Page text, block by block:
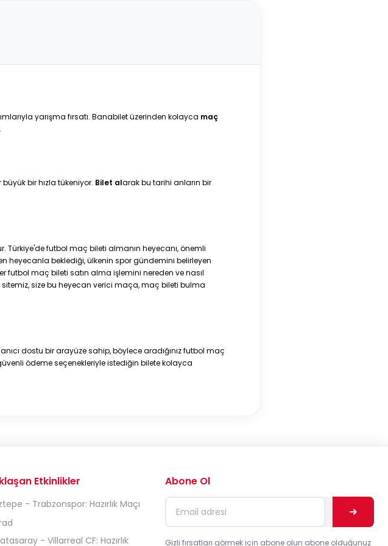
yarışma fırsatı. Banabilet üzerinden kolayca maç
bir hızla tükeniyor. Bilet alarak bu tarihi anların bir
futbol maç bileti almanın heyecanı, önemli
heyecanla beklediği, ülkenin spor gündemini belirleyen
futbol maç bileti satın alma işlemini nereden ve nasıl
size bu heyecan verici maça, maç bileti bulma
dostu bir arayüze sahip, böylece aradığınız futbol maç
ödeme seçenekleriyle istediğin bilete kolayca
Etkinlikler
- Trabzonspor: Hazırlık Maçı
- Villarreal CF: Hazırlık
Abone Ol
Gizli fırsatları görmek için abone olun abone olduğunuz